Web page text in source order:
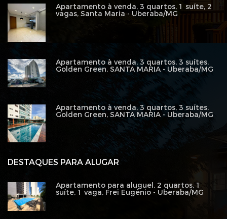
DESTAQUES PARA ALUGAR
Apartamento para aluguel, 2 quartos, 1
suíte, 1 vaga, Frei Eugênio - Uberaba/MG
Apartamento à venda, 3 quartos, 1 suíte, 2
vagas, Santa Maria - Uberaba/MG
Apartamento à venda, 3 quartos, 3 suítes,
Golden Green, SANTA MARIA - Uberaba/MG
Apartamento à venda, 3 quartos, 3 suítes,
Golden Green, SANTA MARIA - Uberaba/MG